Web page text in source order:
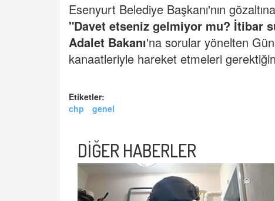
Esenyurt Belediye Başkanı'nın
"Davet etseniz gelmiyor mu? İtibar
Adalet Bakanı'na sorular yönelten
kanaatleriyle hareket etmeleri
Etiketler:
chp
genel
DİĞER HABERLER